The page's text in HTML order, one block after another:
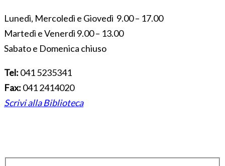
Lunedì, Mercoledì e Giovedì 9.00 – 17.00
Martedì e Venerdì 9.00 – 13.00
Sabato e Domenica chiuso
Tel: 041 5235341
Fax: 041 2414020
Scrivi alla Biblioteca